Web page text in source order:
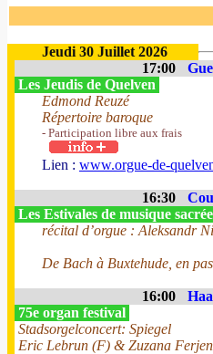
Jeudi 30 Juillet 2026
17:00
Les Jeudis de Quelven
Edmond Reuzé
Répertoire baroque
- Participation libre aux frais
Lien : www.orgue-de-
16:30
Les Estivales de musique sacrée
récital d’orgue : Aleksandr
De Bach à Buxtehude, en
16:00
75e organ festival
Stadsorgelconcert: Spiegel
Eric Lebrun (F) & Zuzana